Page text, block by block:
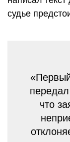
судье
что